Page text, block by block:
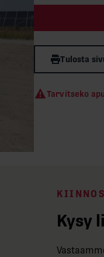
Tulosta
Tarvitseko
Kysy